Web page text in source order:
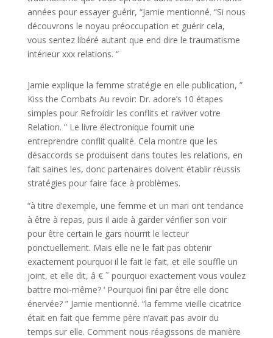
années pour essayer guérir, “Jamie mentionné. “Si nous
découvrons le noyau préoccupation et guérir cela,
vous sentez libéré autant que end dire le traumatisme
intérieur xxx relations. “
Jamie explique la femme stratégie en elle publication, ”
Kiss the Combats Au revoir: Dr. adore’s 10 étapes
simples pour Refroidir les conflits et raviver votre
Relation. ” Le livre électronique fournit une
entreprendre conflit qualité. Cela montre que les
désaccords se produisent dans toutes les relations, en
fait saines les, donc partenaires doivent établir réussis
stratégies pour faire face à problèmes.
“à titre d’exemple, une femme et un mari ont tendance
à être à repas, puis il aide à garder vérifier son voir
pour être certain le gars nourrit le lecteur
ponctuellement. Mais elle ne le fait pas obtenir
exactement pourquoi il le fait le fait, et elle souffle un
joint, et elle dit, â € ˜ pourquoi exactement vous voulez
battre moi-même? ‘ Pourquoi fini par être elle donc
énervée? ” Jamie mentionné. “la femme vieille cicatrice
était en fait que femme père n’avait pas avoir du
temps sur elle. Comment nous réagissons de manière